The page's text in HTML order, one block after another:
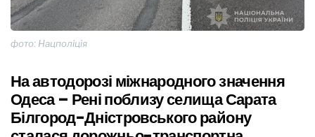
фото: Нацполіція
На автодорозі міжнародного значення
Одеса – Рені поблизу селища Сарата
Білгород-Дністровського району